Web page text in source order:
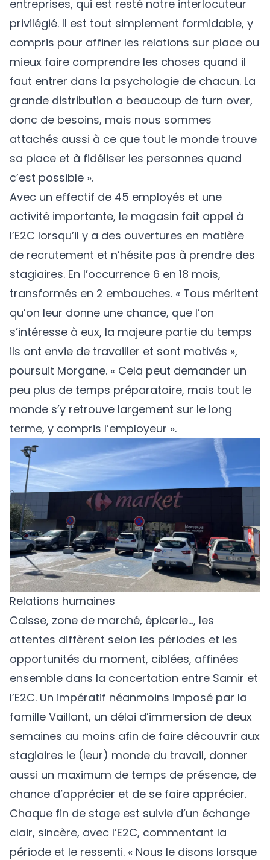
entreprises, qui est resté notre interlocuteur
privilégié. Il est tout simplement formidable, y
compris pour affiner les relations sur place ou
mieux faire comprendre les choses quand il
faut entrer dans la psychologie de chacun. La
grande distribution a beaucoup de turn over,
donc de besoins, mais nous sommes
attachés aussi à ce que tout le monde trouve
sa place et à fidéliser les personnes quand
c’est possible ».
Avec un effectif de 45 employés et une
activité importante, le magasin fait appel à
l’E2C lorsqu’il y a des ouvertures en matière
de recrutement et n’hésite pas à prendre des
stagiaires. En l’occurrence 6 en 18 mois,
transformés en 2 embauches. « Tous méritent
qu’on leur donne une chance, que l’on
s’intéresse à eux, la majeure partie du temps
ils ont envie de travailler et sont motivés »,
poursuit Morgane. « Cela peut demander un
peu plus de temps préparatoire, mais tout le
monde s’y retrouve largement sur le long
terme, y compris l’employeur ».
Relations humaines
Caisse, zone de marché, épicerie…, les
attentes diffèrent selon les périodes et les
opportunités du moment, ciblées, affinées
ensemble dans la concertation entre Samir et
l’E2C. Un impératif néanmoins imposé par la
famille Vaillant, un délai d’immersion de deux
semaines au moins afin de faire découvrir aux
stagiaires le (leur) monde du travail, donner
aussi un maximum de temps de présence, de
chance d’apprécier et de se faire apprécier.
Chaque fin de stage est suivie d’un échange
clair, sincère, avec l’E2C, commentant la
période et le ressenti. « Nous le disons lorsque